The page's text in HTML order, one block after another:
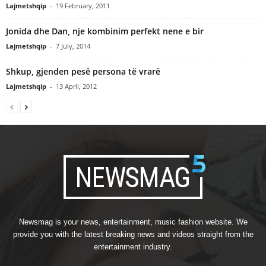
Lajmetshqip - 19 February, 2011
Jonida dhe Dan, nje kombinim perfekt nene e bir
Lajmetshqip - 7 July, 2014
Shkup, gjenden pesë persona të vrarë
Lajmetshqip - 13 April, 2012
Newsmag is your news, entertainment, music fashion website. We
provide you with the latest breaking news and videos straight from the
entertainment industry.